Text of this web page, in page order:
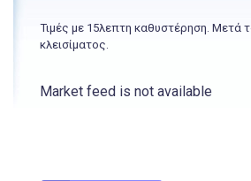
Τιμές με 15λεπτη καθυστέρηση. Μετά
κλεισίματος.
Market feed is not available